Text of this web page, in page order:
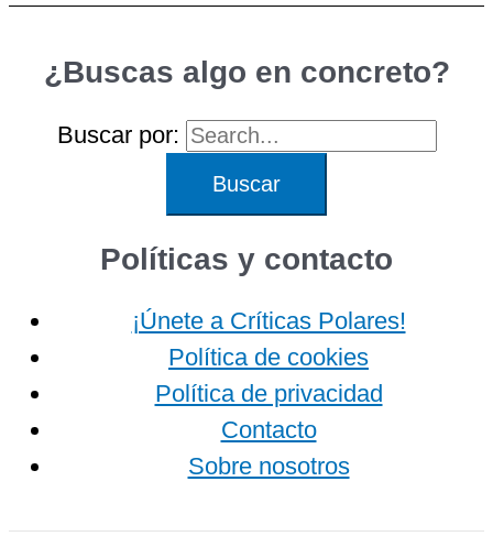
¿Buscas algo en concreto?
Buscar por:
Políticas y contacto
¡Únete a Críticas Polares!
Política de cookies
Política de privacidad
Contacto
Sobre nosotros